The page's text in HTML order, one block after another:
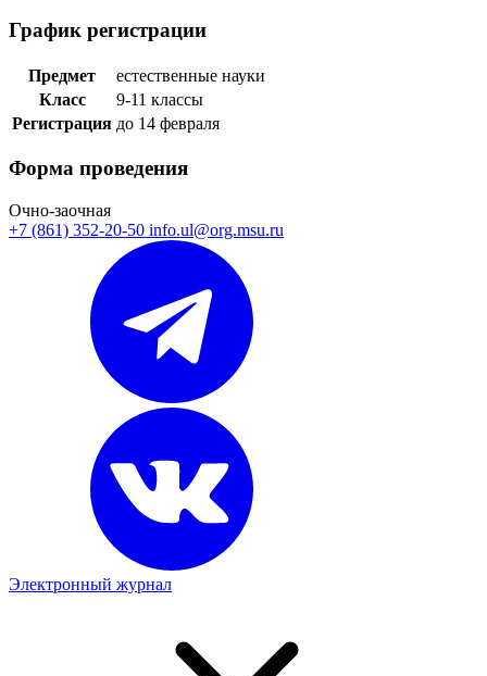
График регистрации
Предмет
естественные науки
Класс
9-11 классы
Регистрация до 14 февраля
Форма проведения
Очно-заочная
+7 (861) 352-20-50 info.ul@org.msu.ru
Электронный журнал